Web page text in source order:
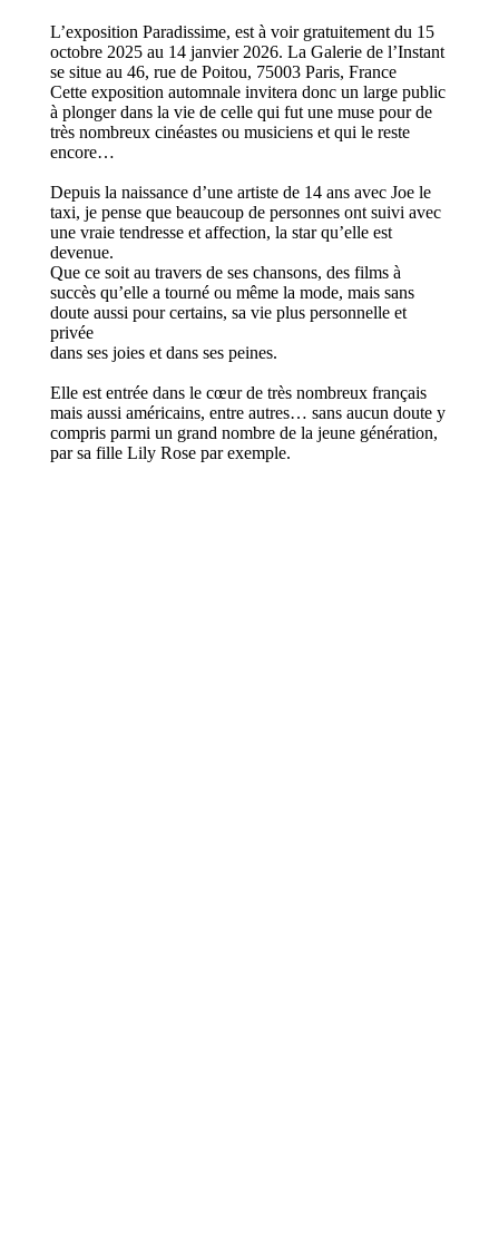
L’exposition Paradissime, est à voir gratuitement du 15
octobre 2025 au 14 janvier 2026. La Galerie de l’Instant
se situe au 46, rue de Poitou, 75003 Paris, France
Cette exposition automnale invitera donc un large public
à plonger dans la vie de celle qui fut une muse pour de
très nombreux cinéastes ou musiciens et qui le reste
encore…
Depuis la naissance d’une artiste de 14 ans avec Joe le
taxi, je pense que beaucoup de personnes ont suivi avec
une vraie tendresse et affection, la star qu’elle est
devenue.
Que ce soit au travers de ses chansons, des films à
succès qu’elle a tourné ou même la mode, mais sans
doute aussi pour certains, sa vie plus personnelle et
privée
dans ses joies et dans ses peines.
Elle est entrée dans le cœur de très nombreux français
mais aussi américains, entre autres… sans aucun doute y
compris parmi un grand nombre de la jeune génération,
par sa fille Lily Rose par exemple.